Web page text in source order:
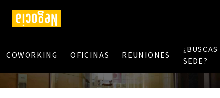
COWORKING OFICINAS REUNIONES
¿BUSCAS
SEDE?